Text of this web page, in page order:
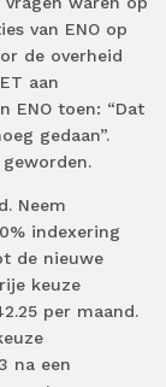
van ENO op
de overheid
aan
ENO toen: “Dat
gedaan”.
Neem
indexering
de nieuwe
keuze
per maand.
na een